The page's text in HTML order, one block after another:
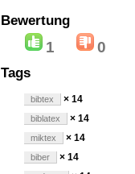
Bewertung
1 0
Tags
bibtex × 14
biblatex × 14
miktex × 14
biber × 14